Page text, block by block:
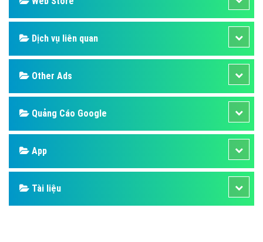
Dịch vụ liên quan
Other Ads
Quảng Cáo Google
App
Tài liệu